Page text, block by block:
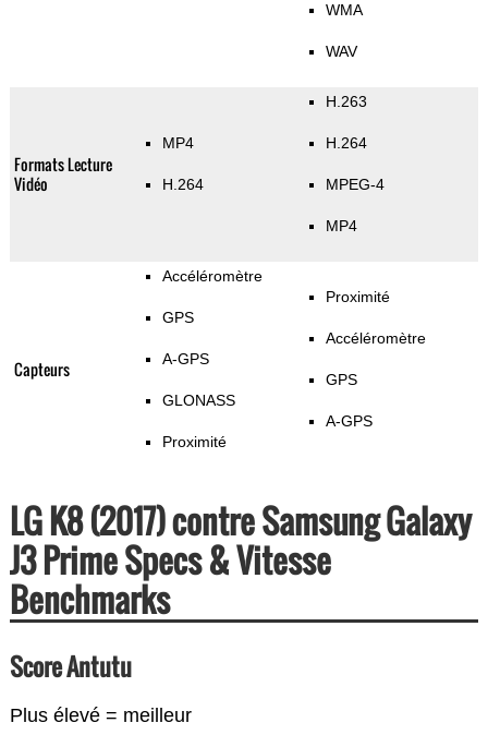
WMA
WAV
Formats Lecture
Vidéo
MP4
H.264
H.263
H.264
MPEG-4
MP4
Capteurs
Accéléromètre
GPS
A-GPS
GLONASS
Proximité
Proximité
Accéléromètre
GPS
A-GPS
LG K8 (2017) contre Samsung Galaxy
J3 Prime Specs & Vitesse
Benchmarks
Score Antutu
Plus élevé = meilleur